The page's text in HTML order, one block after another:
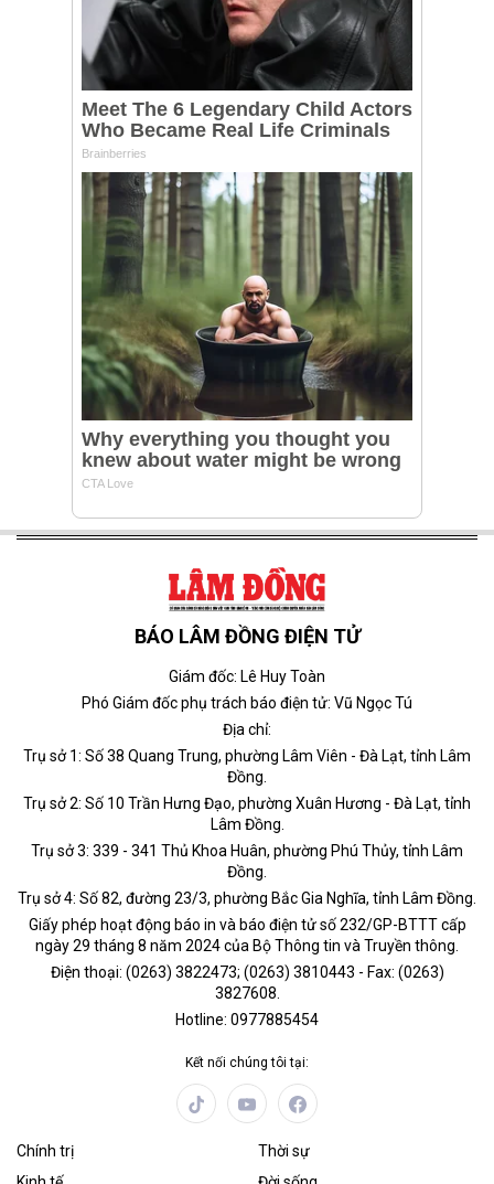
BÁO LÂM ĐỒNG ĐIỆN TỬ
Giám đốc: Lê Huy Toàn
Phó Giám đốc phụ trách báo điện tử: Vũ Ngọc Tú
Địa chỉ:
Trụ sở 1: Số 38 Quang Trung, phường Lâm Viên - Đà Lạt, tỉnh Lâm
Đồng.
Trụ sở 2: Số 10 Trần Hưng Đạo, phường Xuân Hương - Đà Lạt, tỉnh
Lâm Đồng.
Trụ sở 3: 339 - 341 Thủ Khoa Huân, phường Phú Thủy, tỉnh Lâm
Đồng.
Trụ sở 4: Số 82, đường 23/3, phường Bắc Gia Nghĩa, tỉnh Lâm Đồng.
Giấy phép hoạt động báo in và báo điện tử số 232/GP-BTTT cấp
ngày 29 tháng 8 năm 2024 của Bộ Thông tin và Truyền thông.
Điện thoại: (0263) 3822473; (0263) 3810443 - Fax: (0263)
3827608.
Hotline: 0977885454
Kết nối chúng tôi tại:
Chính trị
Thời sự